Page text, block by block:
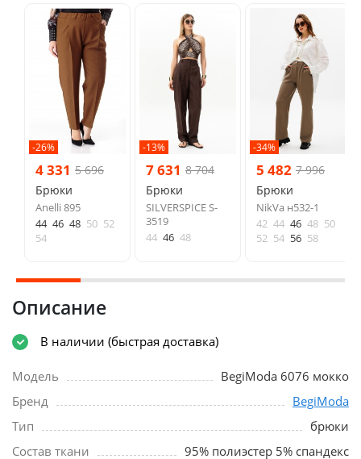
-26%
4 331 5 696
Брюки
Anelli 895
44 46 48 50 52
54
-13%
7 631 8 704
Брюки
SILVERSPICE S-
3519
44 46 48
-34%
5 482 7 996
Брюки
NikVa н532-1
42 44 46 48 50
52 54 56 58
Описание
В наличии (быстрая доставка)
Модель
BegiModa 6076 мокко
Бренд
BegiModa
Тип
брюки
Состав ткани
95% полиэстер 5% спандекс